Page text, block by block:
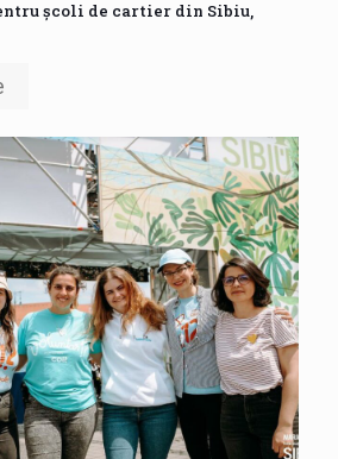
școli de cartier din Sibiu,